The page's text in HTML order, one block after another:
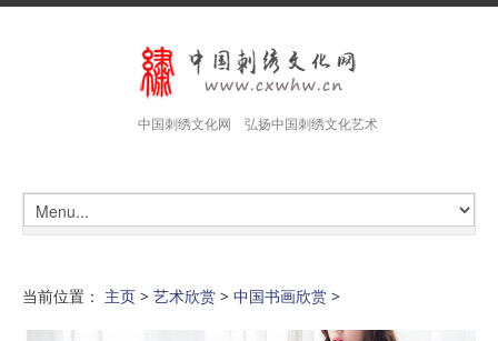
中国刺绣文化网 弘扬中国刺绣文化艺术
当前位置： 主页 > 艺术欣赏 > 中国书画欣赏 >